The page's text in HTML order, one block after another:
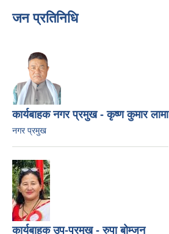
जन प्रतिनिधि
कार्यबाहक नगर प्रमुख - कृष्ण कुमार लामा
नगर प्रमुख
कार्यबाहक उप-प्रमुख - रुपा बोम्जन